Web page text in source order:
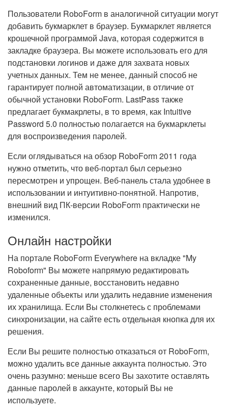
Пользователи RoboForm в аналогичной ситуации могут
добавить букмарклет в браузер. Букмарклет является
крошечной программой Java, которая содержится в
закладке браузера. Вы можете использовать его для
подстановки логинов и даже для захвата новых
учетных данных. Тем не менее, данный способ не
гарантирует полной автоматизации, в отличие от
обычной установки RoboForm. LastPass также
предлагает букмакрлеты, в то время, как Intuitive
Password 5.0 полностью полагается на букмарклеты
для воспроизведения паролей.
Если оглядываться на обзор RoboForm 2011 года
нужно отметить, что веб-портал был серьезно
пересмотрен и упрощен. Веб-панель стала удобнее в
использовании и интуитивно-понятной. Напротив,
внешний вид ПК-версии RoboForm практически не
изменился.
Онлайн настройки
На портале RoboForm Everywhere на вкладке "My
Roboform" Вы можете напрямую редактировать
сохраненные данные, восстановить недавно
удаленные объекты или удалить недавние изменения
их хранилища. Если Вы столкнетесь с проблемами
синхронизации, на сайте есть отдельная кнопка для их
решения.
Если Вы решите полностью отказаться от RoboForm,
можно удалить все данные аккаунта полностью. Это
очень разумно: меньше всего Вы захотите оставлять
данные паролей в аккаунте, который Вы не
используете.